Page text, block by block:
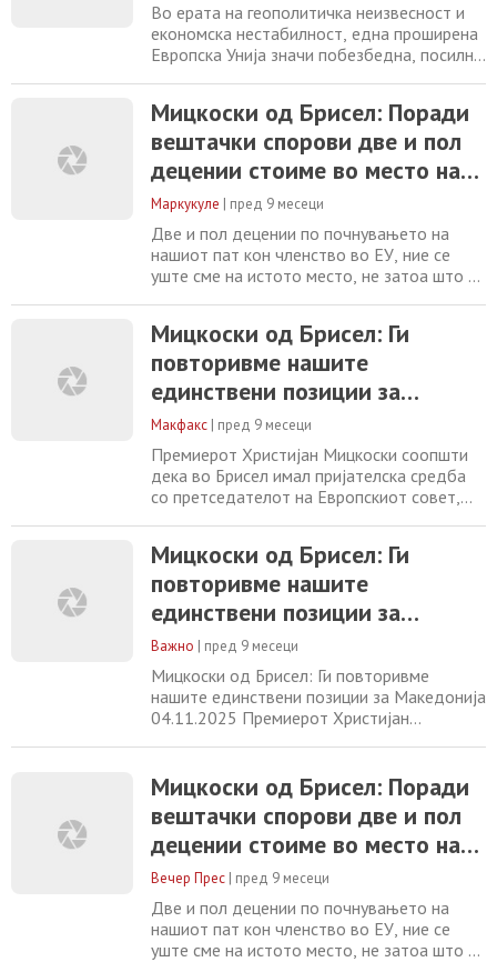
Во ерата на геополитичка неизвесност и
економска нестабилност, една проширена
Европска Унија значи побезбедна, посилна
инвестиција што можеме да ја направиме
денес за нашата иднина, порача
претседателот на Европскиот совет,
Антонио Кошта во обраќањето на
Самитот за проширување
Мицкоски од Брисел: Поради
вештачки спорови две и пол
децении стоиме во место на
нашиот европски пат
Маркукуле | пред 9 месеци
Две и пол децении по почнувањето на
нашиот пат кон членство во ЕУ, ние се
уште сме на истото место, не затоа што не
порача премиерот Христијан Мицкоски на
денешниот Самит за проширувањето во
Брисел, организиран од страна на
телевизијата Еуроњуз. Мицкоски
потенцира дека земјава
Мицкоски од Брисел: Ги
повторивме нашите
единствени позиции за
Македонија
Макфакс | пред 9 месеци
Премиерот Христијан Мицкоски соопшти
дека во Брисел имал пријателска средба
со претседателот на Европскиот совет,
Кошта беше избран за претседател на
Европскиот совет и од тогаш до денеска
негуваме навистина пријателски и искрени
односи. Господинот Кошта е голем
пријател
Мицкоски од Брисел: Ги
повторивме нашите
единствени позиции за
Македонија
Важно | пред 9 месеци
Мицкоски од Брисел: Ги повторивме
нашите единствени позиции за Македонија
04.11.2025 Премиерот Христијан
Европскиот совет, Антонио Кошта.
„Првата средба ја имавме точно пред
една година кога господинот Кошта беше
избран за претседател на Европскиот
Мицкоски од Брисел: Поради
вештачки спорови две и пол
децении стоиме во место на
нашиот европски пат
Вечер Прес | пред 9 месеци
Две и пол децении по почнувањето на
нашиот пат кон членство во ЕУ, ние се
уште сме на истото место, не затоа што не